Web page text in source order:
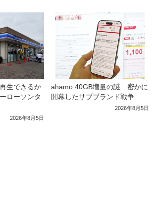
生できるか
ローソンタ
2026年8月5日
ahamo 40GB増量の謎 密かに
開幕したサブブランド戦争
2026年8月5日